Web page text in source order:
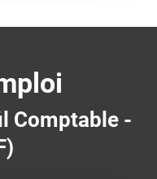
Comptable -